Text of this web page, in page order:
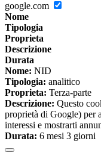
google.com
Nome
Tipologia
Proprieta
Descrizione
Durata
Nome: NID
Tipologia: analitico
Proprieta: Terza-parte
Descrizione: Questo
proprietà di Google) per
interessi e mostrarti
Durata: 6 mesi 3 giorni